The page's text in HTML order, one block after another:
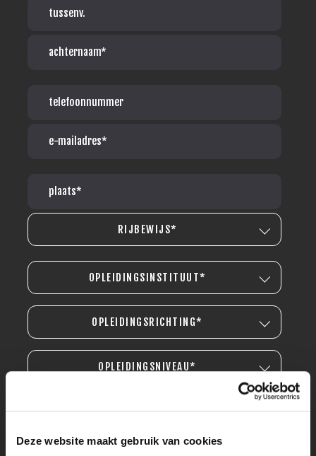
Deze website maakt gebruik van cookies
RIJBEWIJS*
OPLEIDINGSINSTITUUT*
OPLEIDINGSRICHTING*
OPLEIDINGSNIVEAU*